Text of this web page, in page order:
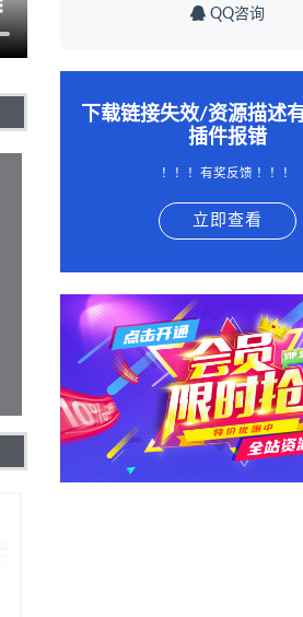
QQ咨询
下载链接失效/资源描述
插件报错
！！！有奖反馈 ！！！
立即查看